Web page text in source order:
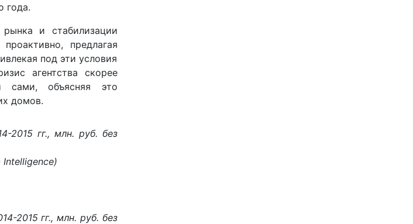
года.
и стабилизации
предлагая
под эти условия
агентства скорее
сами, объясняя это
домов.
2015 гг., млн. руб. без
Intelligence)
2015 гг., млн. руб. без